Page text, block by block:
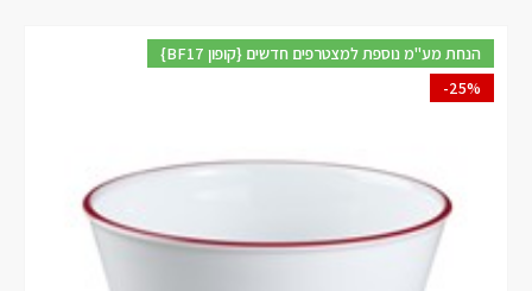
{BF17 קופון} הנחת מע"מ נוספת למצטרפים חדשים
-25%